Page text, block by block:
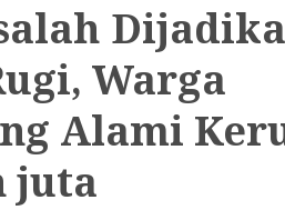
Warga
Alami
juta